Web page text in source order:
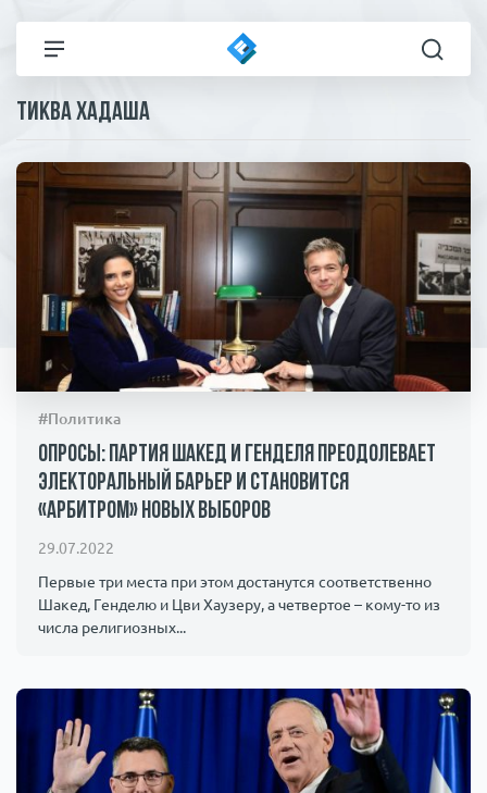
Все новости
Политика
В мире
Экономика
Общество
Коронавирус
Происшествия
Армия
Спорт
Здоровье и красота
Пресса
Статьи
ЧП И КРИМИНАЛ
Тиква Хадаша
#Политика
Опросы: партия Шакед и Генделя преодолевает
электоральный барьер и становится
«арбитром» новых выборов
29.07.2022
Первые три места при этом достанутся соответственно
Шакед, Генделю и Цви Хаузеру, а четвертое – кому-то из
числа религиозных...